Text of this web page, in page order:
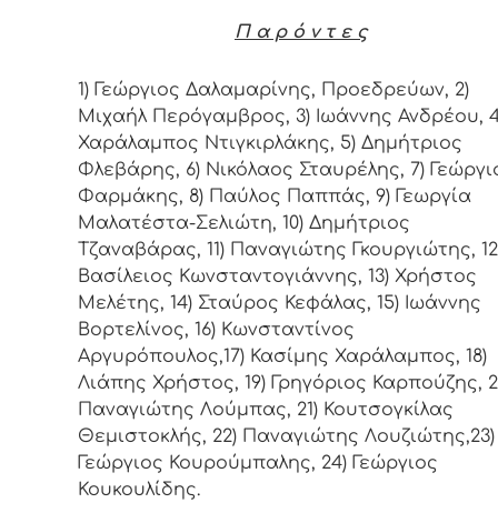
Π α ρ ό ν τ ε ς
1) Γεώργιος Δαλαμαρίνης, Προεδρεύων, 2)
Μιχαήλ Περόγαμβρος, 3) Ιωάννης Ανδρέου,
Χαράλαμπος Ντιγκιρλάκης, 5) Δημήτριος
Φλεβάρης, 6) Νικόλαος Σταυρέλης, 7)
Φαρμάκης, 8) Παύλος Παππάς, 9) Γεωργία
Μαλατέστα-Σελιώτη, 10) Δημήτριος
Τζαναβάρας, 11) Παναγιώτης Γκουργιώτης,
Βασίλειος Κωνσταντογιάννης, 13) Χρήστος
Μελέτης, 14) Σταύρος Κεφάλας, 15) Ιωάννης
Βορτελίνος, 16) Κωνσταντίνος
Αργυρόπουλος,17) Κασίμης Χαράλαμπος, 18)
Λιάπης Χρήστος, 19) Γρηγόριος Καρπούζης,
Παναγιώτης Λούμπας, 21) Κουτσογκίλας
Θεμιστοκλής, 22) Παναγιώτης Λουζιώτης,23)
Γεώργιος Κουρούμπαλης, 24) Γεώργιος
Κουκουλίδης.